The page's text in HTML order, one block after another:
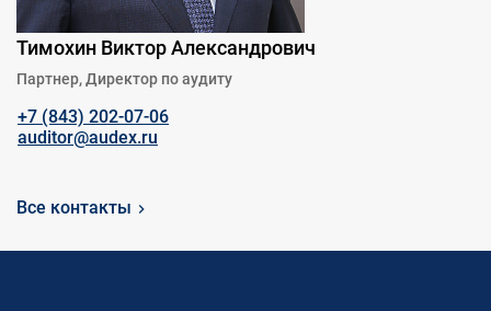
Тимохин Виктор Александрович
Партнер, Директор по аудиту
+7 (843) 202-07-06
auditor@audex.ru
Все контакты